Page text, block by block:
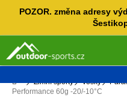
POZOR. změna adresy
Domů
Zimní sporty Vosky
Performance 60g -20/-10°C